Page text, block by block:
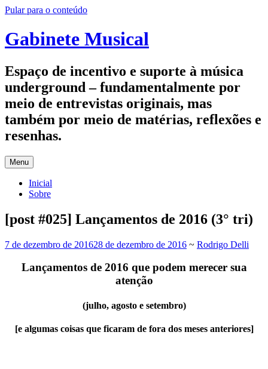
Pular para o conteúdo
Gabinete Musical
Espaço de incentivo e suporte à música
underground – fundamentalmente por
meio de entrevistas originais, mas
também por meio de matérias, reflexões e
resenhas.
Menu
Inicial
Sobre
[post #025] Lançamentos de 2016 (3° tri)
7 de dezembro de 201628 de dezembro de 2016 ~ Rodrigo Delli
Lançamentos de 2016 que podem merecer sua
atenção
(julho, agosto e setembro)
[e algumas coisas que ficaram de fora dos meses anteriores]